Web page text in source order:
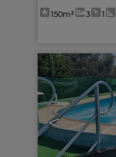
150m² 3 1
<